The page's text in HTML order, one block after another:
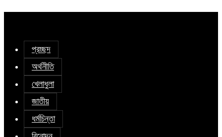
প্রচ্ছদ
অর্থনীতি
খেলাধুলা
জাতীয়
ধর্মচিন্তা